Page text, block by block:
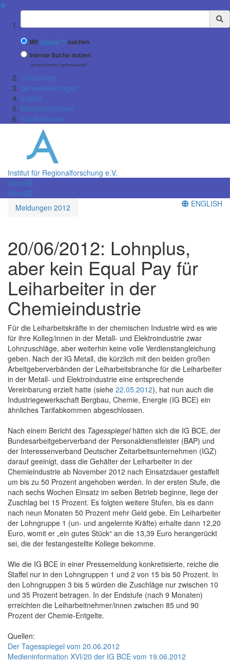
✖
Suchbegriff
Mit Google™ suchen
Interne Suche nutzen
(eingeschränkte Ergebnisqualität)
Forschung
Serviceleistungen
Institut
MitarbeiterInnen
Publikationen
Institut für Regionalforschung e.V.
Menü
Menü
Meldungen 2012
ENGLISH
20/06/2012: Lohnplus,
aber kein Equal Pay für
Leiharbeiter in der
Chemieindustrie
Für die Leiharbeitskräfte in der chemischen Industrie wird es wie
für ihre Kolleg/innen in der Metall- und Elektroindustrie zwar
Lohnzuschläge, aber weiterhin keine volle Verdienstangleichung
geben. Nach der IG Metall, die kürzlich mit den beiden großen
Arbeitgeberverbänden der Leiharbeitsbranche für die Leiharbeiter
in der Metall- und Elektroindustrie eine entsprechende
Vereinbarung erzielt hatte (siehe 22.05.2012), hat nun auch die
Industriegewerkschaft Bergbau, Chemie, Energie (IG BCE) ein
ähnliches Tarifabkommen abgeschlossen.
Nach einem Bericht des Tagesspiegelhätten sich die IG BCE, der
Bundesarbeitgeberverband der Personaldienstleister (BAP) und
der Interessenverband Deutscher Zeitarbeitsunternehmen (IGZ)
darauf geeinigt, dass die Gehälter der Leiharbeiter in der
Chemieindustrie ab November 2012 nach Einsatzdauer gestaffelt
um bis zu 50 Prozent angehoben werden. In der ersten Stufe, die
nach sechs Wochen Einsatz im selben Betrieb beginne, liege der
Zuschlag bei 15 Prozent. Es folgten weitere Stufen, bis es dann
nach neun Monaten 50 Prozent mehr Geld gebe. Ein Leiharbeiter
der Lohngruppe 1 (un- und angelernte Kräfte) erhalte dann 12,20
Euro, womit er „ein gutes Stück“ an die 13,39 Euro herangerückt
sei, die der festangestellte Kollege bekomme.
Wie die IG BCE in einer Pressemeldung konkretisierte, reiche die
Staffel nur in den Lohngruppen 1 und 2 von 15 bis 50 Prozent. In
den Lohngruppen 3 bis 5 würden die Zuschläge nur zwischen 10
und 35 Prozent betragen. In der Endstufe (nach 9 Monaten)
erreichten die Leiharbeitnehmer/innen zwischen 85 und 90
Prozent der Chemie-Entgelte.
Quellen:
Der Tagesspiegel vom 20.06.2012
Medieninformation XVI/20 der IG BCE vom 19.06.2012